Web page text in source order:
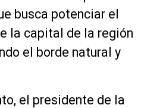
busca potenciar el
la capital de la región
el borde natural y
el presidente de la